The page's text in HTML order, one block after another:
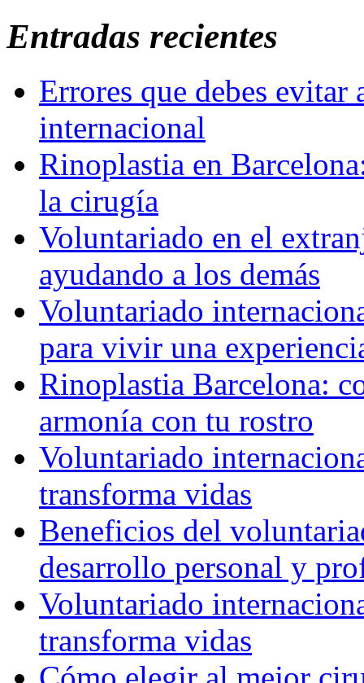
Entradas recientes
Errores que debes
internacional
Rinoplastia en
la cirugía
Voluntariado en el
ayudando a los demás
Voluntariado
para vivir una
Rinoplastia Barcelona:
armonía con tu rostro
Voluntariado
transforma vidas
Beneficios del
desarrollo personal y
Voluntariado
transforma vidas